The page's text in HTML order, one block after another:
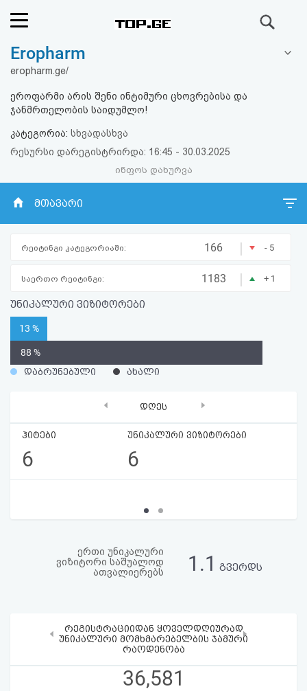
რეიტინგი
კითხვა-
პასუხი
რეგისტრაცია
აღდგენა
HTML
კოდი
შეთანხმება
და
Eropharm
eropharm.ge/
ეროფარმი არის შენი ინტიმური ცხოვრებისა და
ჯანმრთელობის საიდუმლო!
კატეგორია: სხვადასხვა
რესურსი დარეგისტრირდა: 16:45 - 30.03.2025
ინფოს დახურვა
მთავარი
რეიტინგი კატეგორიაში: 166 | - 5
საერთო რეიტინგი: 1183 | + 1
უნიკალური ვიზიტორები
13 %
88 %
დაბრუნებული
ახალი
დღეს
ჰიტები
6
უნიკალური ვიზიტორები
6
‹ ›
ერთი უნიკალური
ვიზიტორი საშუალოდ
ათვალიერებს
1.1 გვერდს
რეგისტრაციიდან ყოველდღიურად
უნიკალური მომხმარებელბის ჯამური
რაოდენობა
36,581
‹ ›